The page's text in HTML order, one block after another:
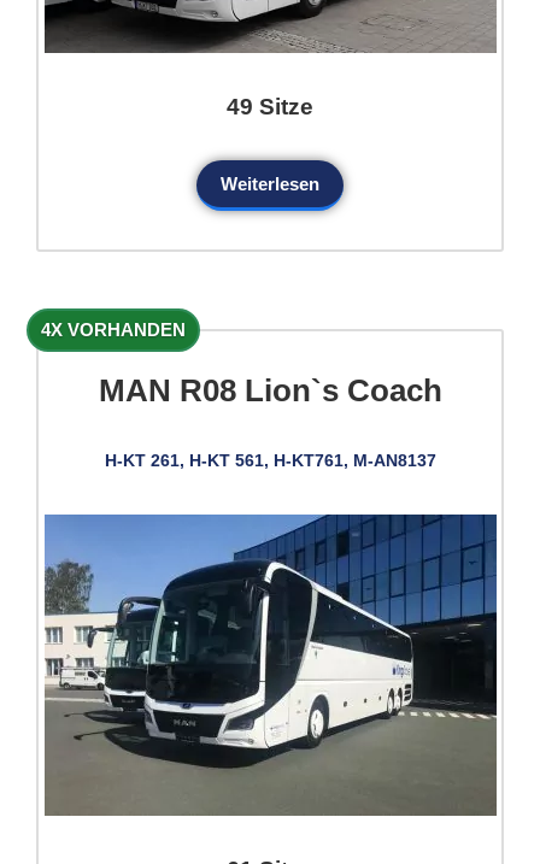
49 Sitze
Weiterlesen
4X VORHANDEN
MAN R08 Lion`s Coach
H-KT 261, H-KT 561, H-KT761, M-AN8137